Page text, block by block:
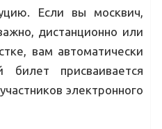
Если вы москвич,
дистанционно или
вам автоматически
билет присваивается
электронного